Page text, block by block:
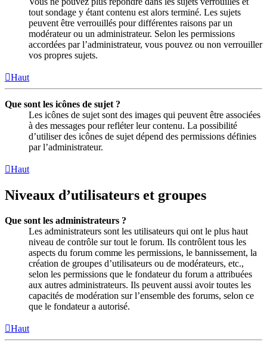
tout sondage y étant contenu est alors terminé. Les sujets
peuvent être verrouillés pour différentes raisons par un
modérateur ou un administrateur. Selon les permissions
accordées par l’administrateur, vous pouvez ou non verrouiller
vos propres sujets.
Haut
Que sont les icônes de sujet ?
Les icônes de sujet sont des images qui peuvent être associées
à des messages pour refléter leur contenu. La possibilité
d’utiliser des icônes de sujet dépend des permissions définies
par l’administrateur.
Haut
Niveaux d’utilisateurs et groupes
Que sont les administrateurs ?
Les administrateurs sont les utilisateurs qui ont le plus haut
niveau de contrôle sur tout le forum. Ils contrôlent tous les
aspects du forum comme les permissions, le bannissement, la
création de groupes d’utilisateurs ou de modérateurs, etc.,
selon les permissions que le fondateur du forum a attribuées
aux autres administrateurs. Ils peuvent aussi avoir toutes les
capacités de modération sur l’ensemble des forums, selon ce
que le fondateur a autorisé.
Haut